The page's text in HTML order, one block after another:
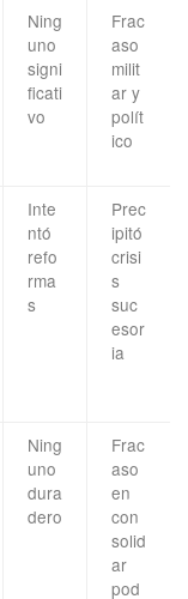
Ning
uno
signi
ficati
vo
Frac
aso
milit
ar y
polít
ico
Inte
ntó
refo
rma
s
Prec
ipitó
crisi
s
suc
esor
ia
Ning
uno
dura
dero
Frac
aso
en
con
solid
ar
pod